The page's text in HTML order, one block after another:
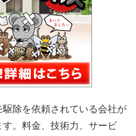
除を依頼されている会社が
。料金、技術力、サービ